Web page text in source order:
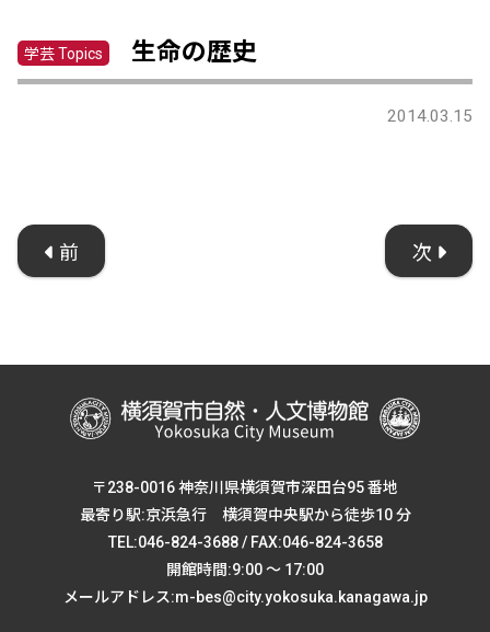
学芸 Topics 生命の歴史
2014.03.15
前 次
〒238-0016 神奈川県横須賀市深田台95 番地
最寄り駅:京浜急行 横須賀中央駅から徒歩10 分
TEL:046-824-3688 / FAX:046-824-3658
開館時間:9:00 ～ 17:00
メールアドレス:m-bes@city.yokosuka.kanagawa.jp